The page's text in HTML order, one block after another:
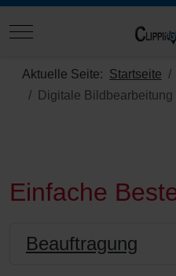
Mobile Menu Toggle
Aktuelle Seite: Startseite
Digitale Bildbearbeitung
Einfache
Beauftragung